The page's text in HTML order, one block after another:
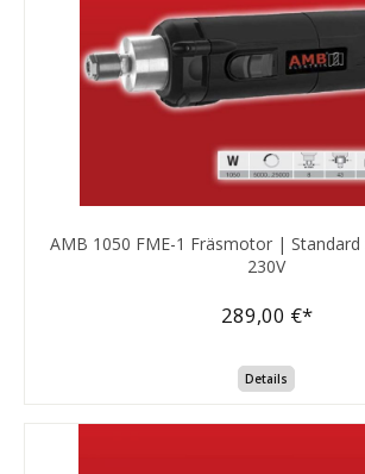
AMB 1050 FME-1 Fräsmotor | Standard
230V
289,00 €*
Details